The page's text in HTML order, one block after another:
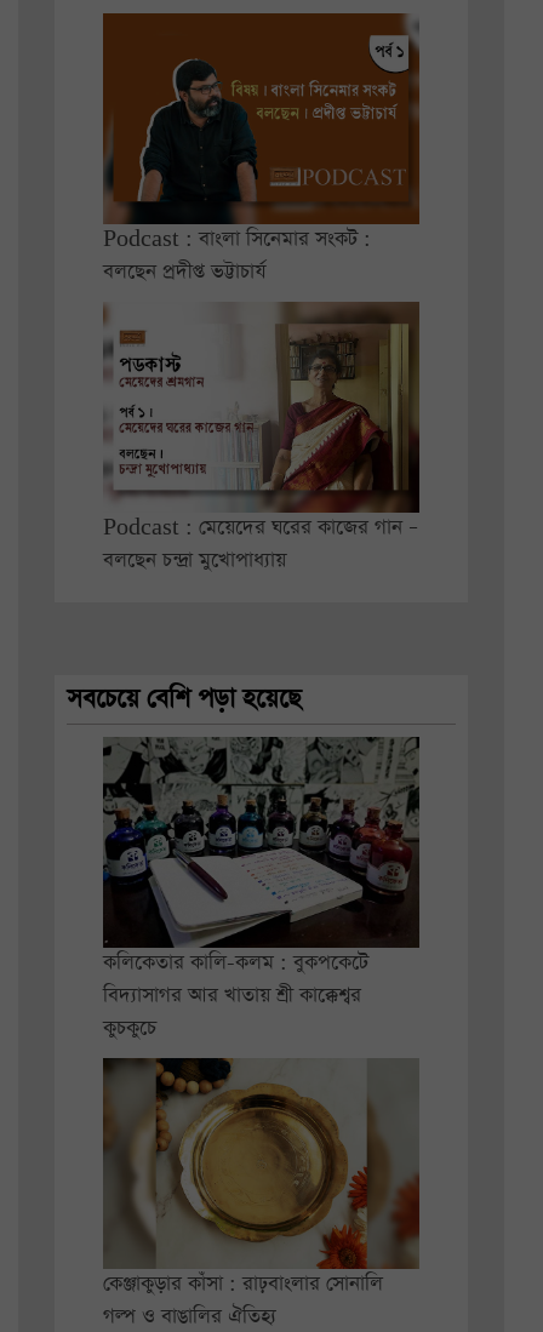
Podcast : বাংলা সিনেমার সংকট :
বলছেন প্রদীপ্ত ভট্টাচার্য
Podcast : মেয়েদের ঘরের কাজের গান –
বলছেন চন্দ্রা মুখোপাধ্যায়
সবচেয়ে বেশি পড়া হয়েছে
কলিকেতার কালি-কলম : বুকপকেটে
বিদ্যাসাগর আর খাতায় শ্রী কাক্কেশ্বর
কুচকুচে
কেঞ্জাকুড়ার কাঁসা : রাঢ়বাংলার সোনালি
গল্প ও বাঙালির ঐতিহ্য